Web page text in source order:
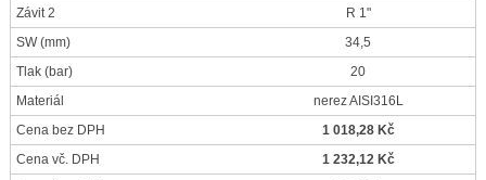
Závit 2
R 1"
SW(mm)
34,5
Tlak (bar)
20
Materiál
nerez AISI316L
Cena bez DPH
1 018,28 Kč
Cena vč. DPH
1 232,12 Kč